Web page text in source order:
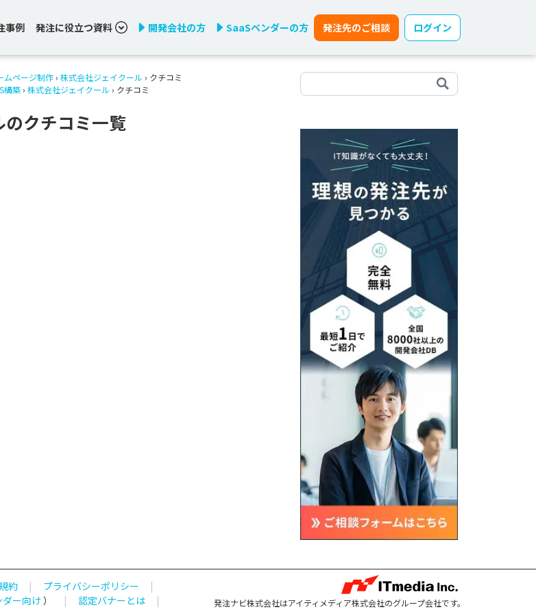
事例 発注に役立つ資料 開発会社の方 SaaSベンダーの方 発注先のご相談 ログイン
ムページ制作 › 株式会社ジェイクール › クチコミ
構築 › 株式会社ジェイクール › クチコミ
クチコミ一覧
約 | プライバシーポリシー
|
ダー向け） | 認定バナーとは
|
発注ナビ株式会社はアイティメディア株式会社のグループ会社です。